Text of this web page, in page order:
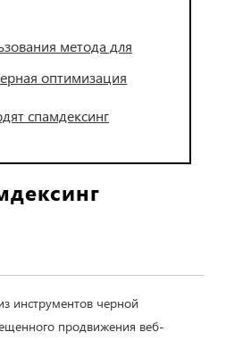
метода для
оптимизация
спамдексинг
инструментов черной
продвижения веб-